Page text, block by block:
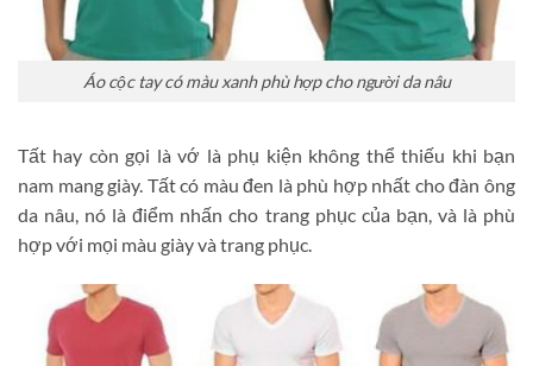
Áo cộc tay có màu xanh phù hợp cho người da nâu
Tất hay còn gọi là vớ là phụ kiện không thể thiếu khi bạn
nam mang giày. Tất có màu đen là phù hợp nhất cho đàn ông
da nâu, nó là điểm nhấn cho trang phục của bạn, và là phù
hợp với mọi màu giày và trang phục.